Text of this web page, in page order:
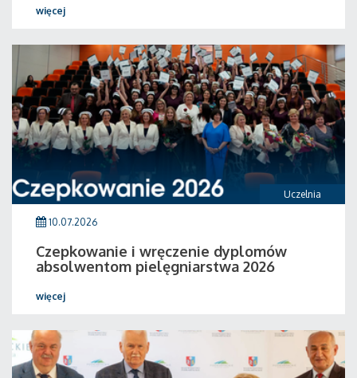
więcej
Uczelnia
10.07.2026
Czepkowanie i wręczenie dyplomów
absolwentom pielęgniarstwa 2026
więcej